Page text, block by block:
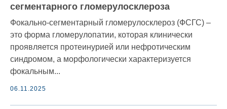
сегментарного гломерулосклероза
Фокально-сегментарный гломерулосклероз (ФСГС) –
это форма гломерулопатии, которая клинически
проявляется протеинурией или нефротическим
синдромом, а морфологически характеризуется
фокальным...
06.11.2025